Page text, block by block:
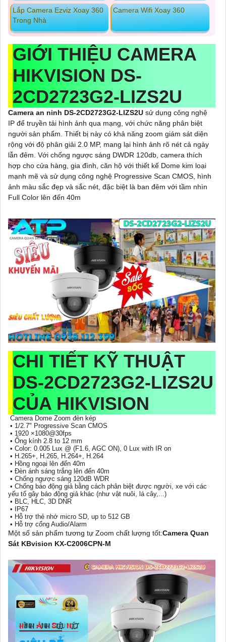
Lắp Camera Ezviz Xoay 360
Trong Nhà
Camera Wifi Xoay 360
GIỚI THIỆU CAMERA
HIKVISION DS-
2CD2723G2-LIZS2U
Camera an ninh DS-2CD2723G2-LIZS2U sử dụng công nghệ
IP để truyền tải hình ảnh qua mạng, với chức năng phân biệt
người sản phẩm. Thiết bị này có khả năng zoom giám sát diện
rộng với độ phân giải 2.0 MP, mang lại hình ảnh rõ nét cả ngày
lẫn đêm. Với chống ngược sáng DWDR 120db, camera thích
hợp cho cửa hàng, gia đình, căn hộ với thiết kế Dome kim loại
mạnh mẽ và sử dụng công nghệ Progressive Scan CMOS, hình
ảnh màu sắc đẹp và sắc nét, đặc biệt là ban đêm với tầm nhìn
Full Color lên đến 40m
CHI TIẾT KỸ THUẬT
DS-2CD2723G2-LIZS2U
CỦA HIKVISION
Camera Dome Zoom đèn kép
• 1/2.7" Progressive Scan CMOS
• 1920 ×1080@30fps
• Ống kính 2.8 to 12 mm
• Color: 0.005 Lux @ (F1.6, AGC ON), 0 Lux with IR on
• H.265+, H.265, H.264+, H.264
• Hồng ngoại lên đến 40m
• Đèn ánh sáng trắng lên đến 40m
• Chống ngược sáng 120dB WDR
• Chống báo động giả bằng cách phân biệt được người, xe với các
yếu tố gây báo động giả khác (như vật nuôi, lá cây,...)
• BLC, HLC, 3D DNR
• IP67
• Hỗ trợ thẻ nhớ micro SD, up to 512 GB
• Hỗ trợ cổng Audio/Alarm
Một số sản phẩm tương tự Zoom chất lượng tốt:Camera Quan
Sát KBvision KX-C2006CPN-M